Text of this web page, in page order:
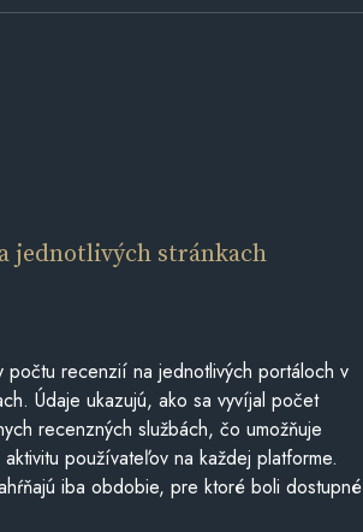
jednotlivých stránkach
počtu recenzií na jednotlivých portáloch v
Údaje ukazujú, ako sa vyvíjal počet
recenzných službách, čo umožňuje
používateľov na každej platforme.
iba obdobie, pre ktoré boli dostupné